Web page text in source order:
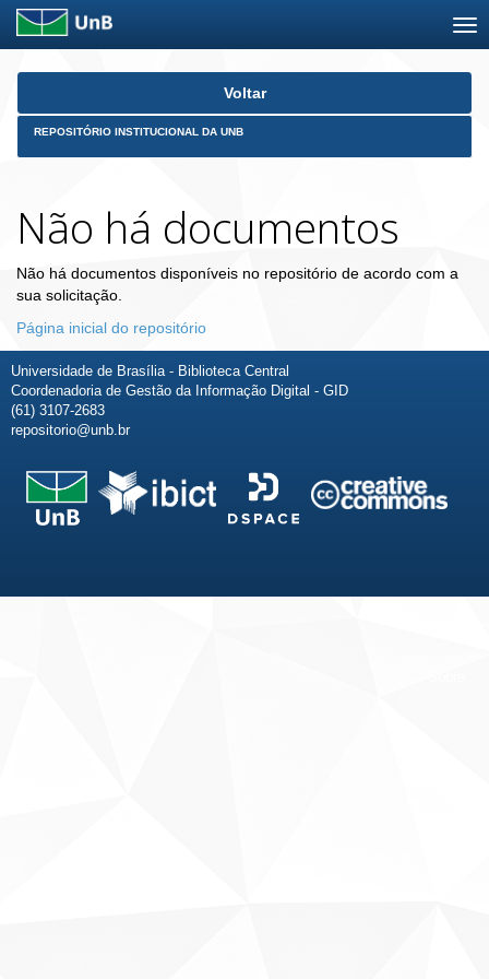
Skip
Voltar
REPOSITÓRIO INSTITUCIONAL DA UNB
Não há documentos
Não há documentos disponíveis no repositório de acordo com a
sua solicitação.
Página inicial do repositório
Universidade de Brasília - Biblioteca Central
Coordenadoria de Gestão da Informação Digital - GID
(61) 3107-2683
repositorio@unb.br